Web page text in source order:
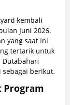
kembali
Juni 2026.
yang saat ini
tertarik untuk
Dutabahari
sebagai berikut.
Program